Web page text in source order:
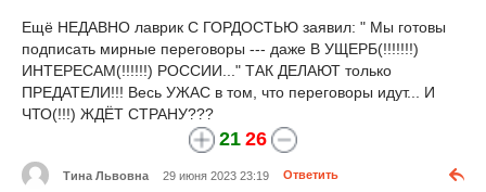
Ещё НЕДАВНО лаврик С ГОРДОСТЬЮ заявил: " Мы готовы
подписать мирные переговоры --- даже В УЩЕРБ(!!!!!!!)
ИНТЕРЕСАМ(!!!!!!) РОССИИ..." ТАК ДЕЛАЮТ только
ПРЕДАТЕЛИ!!! Весь УЖАС в том, что переговоры идут... И
ЧТО(!!!) ЖДЁТ СТРАНУ???
21 26
Тина Львовна 29 июня 2023 23:19 Ответить